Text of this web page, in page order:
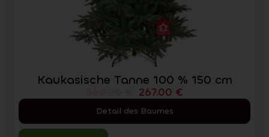
Kaukasische Tanne 100 % 150 cm
267.00 €
Detail des Baumes